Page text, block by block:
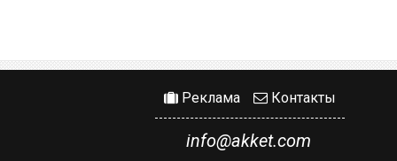
Реклама Контакты
info@akket.com